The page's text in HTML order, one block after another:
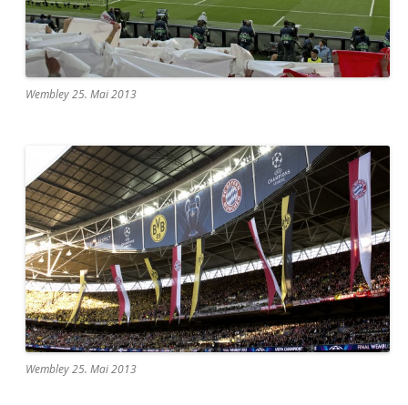
Wembley 25. Mai 2013
Wembley 25. Mai 2013